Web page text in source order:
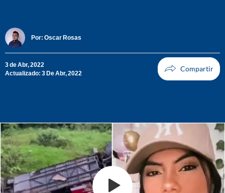
Por: Oscar Rosas
3 de Abr, 2022
Actualizado: 3 De Abr, 2022